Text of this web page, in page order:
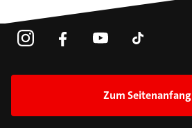
Zum Seitenanfang